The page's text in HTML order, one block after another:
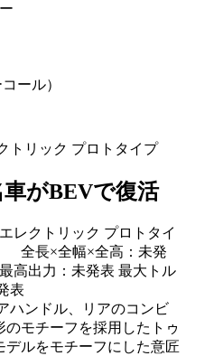
ール）
トリック プロトタイプ
がBEVで復活
ハンドル、リアのコンビ
モチーフを採用したトゥ
デルをモチーフにした意匠